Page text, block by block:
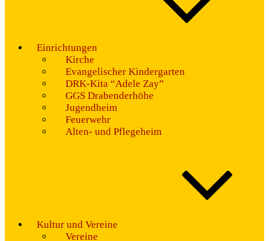
Einrichtungen
Kirche
Evangelischer Kindergarten
DRK-Kita “Adele Zay”
GGS Drabenderhöhe
Jugendheim
Feuerwehr
Alten- und Pflegeheim
Kultur und Vereine
Vereine